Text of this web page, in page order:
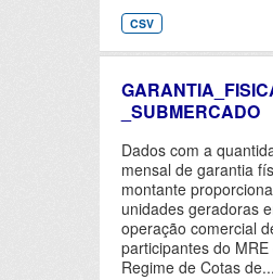
CSV
_SUBMERCADO
Dados com a
mensal de garantia
montante
unidades geradoras
operação comercial
participantes do MRE
Regime de Cotas de...